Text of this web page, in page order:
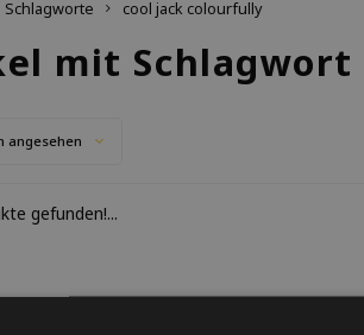
Schlagworte cool jack colourfully
mit
angesehen
gefunden!...